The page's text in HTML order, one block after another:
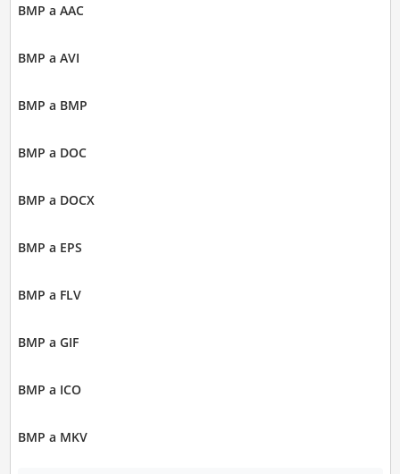
BMP a AAC
BMP a AVI
BMP a BMP
BMP a DOC
BMP a DOCX
BMP a EPS
BMP a FLV
BMP a GIF
BMP a ICO
BMP a MKV